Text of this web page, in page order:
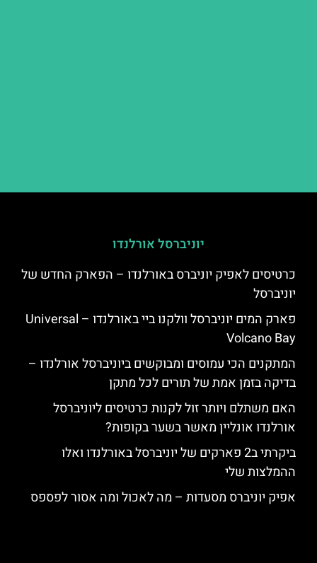
יוניברסל אורלנדו
כרטיסים לאפיק יוניברס באורלנדו – הפארק החדש של
יוניברסל
פארק המים יוניברסל וולקנו ביי באורלנדו – Universal
Volcano Bay
המתקנים הכי עמוסים ומבוקשים ביוניברסל אורלנדו –
בדיקה בזמן אמת של תורים לכל מתקן
האם משתלם ויותר זול לקנות כרטיסים ליוניברסל
אורלנדו אונליין מאשר בשער בקופות?
ביקרתי ב2 פארקים של יוניברסל באורלנדו ואלו
ההמלצות שלי
אפיק יוניברס מסעדות – מה לאכול ומה אסור לפספס